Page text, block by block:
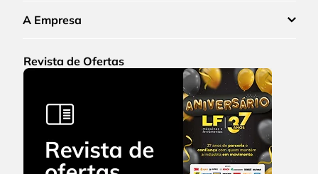
A Empresa
Revista de Ofertas